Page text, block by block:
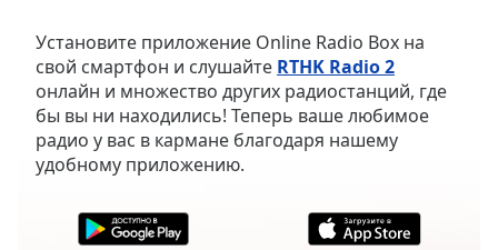
Skip
Forward
Mute
Current
Time0:00
Duration-:-
Установите приложение Online Radio Box на
свой смартфон и слушайте RTHK Radio 2
онлайн и множество других радиостанций, где
бы вы ни находились! Теперь ваше любимое
радио у вас в кармане благодаря нашему
удобному приложению.